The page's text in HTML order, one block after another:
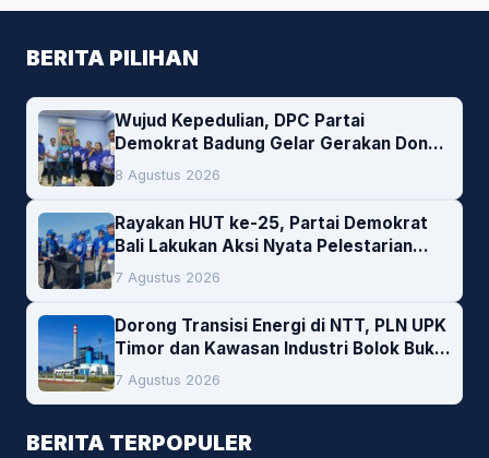
BERITA PILIHAN
Wujud Kepedulian, DPC Partai
Demokrat Badung Gelar Gerakan Donor
Darah
8 Agustus 2026
Rayakan HUT ke-25, Partai Demokrat
Bali Lakukan Aksi Nyata Pelestarian
Lingkungan
7 Agustus 2026
Dorong Transisi Energi di NTT, PLN UPK
Timor dan Kawasan Industri Bolok Buka
Peluang Investasi Woodchip untuk
Cofiring PLTU Bolok
7 Agustus 2026
BERITA TERPOPULER